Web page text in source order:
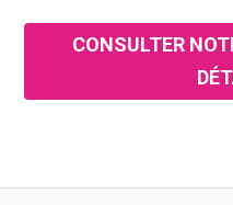
CONSULTER